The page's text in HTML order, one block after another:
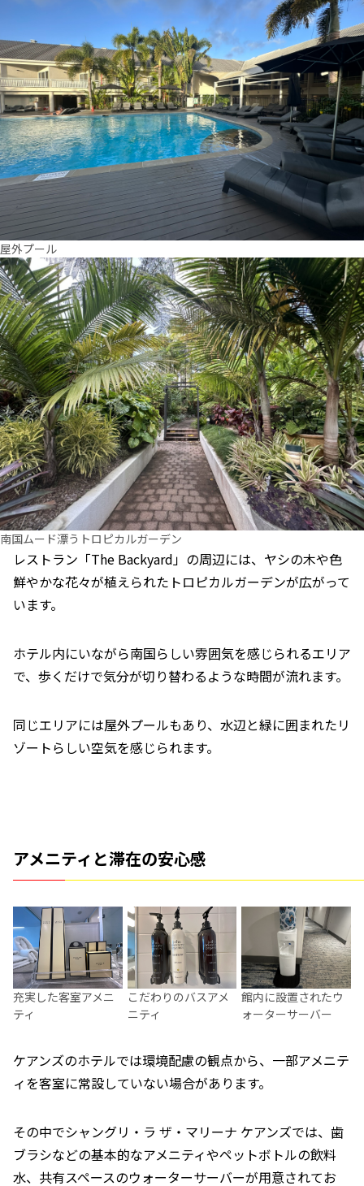
屋外プール
南国ムード漂うトロピカルガーデン
レストラン「The Backyard」の周辺には、ヤシの木や色
鮮やかな花々が植えられたトロピカルガーデンが広がって
います。
ホテル内にいながら南国らしい雰囲気を感じられるエリア
で、歩くだけで気分が切り替わるような時間が流れます。
同じエリアには屋外プールもあり、水辺と緑に囲まれたリ
ゾートらしい空気を感じられます。
アメニティと滞在の安心感
充実した客室アメニ
ティ
こだわりのバスアメ
ニティ
館内に設置されたウ
ォーターサーバー
ケアンズのホテルでは環境配慮の観点から、一部アメニテ
ィを客室に常設していない場合があります。
その中でシャングリ・ラ ザ・マリーナ ケアンズでは、歯
ブラシなどの基本的なアメニティやペットボトルの飲料
水、共有スペースのウォーターサーバーが用意されてお